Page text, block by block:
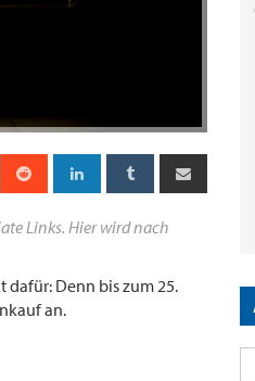
Links. Hier wird nach
Denn bis zum 25.
an.